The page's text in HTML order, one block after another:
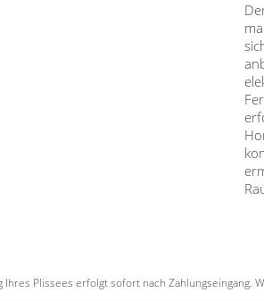
Ihres Plissees erfolgt sofort nach